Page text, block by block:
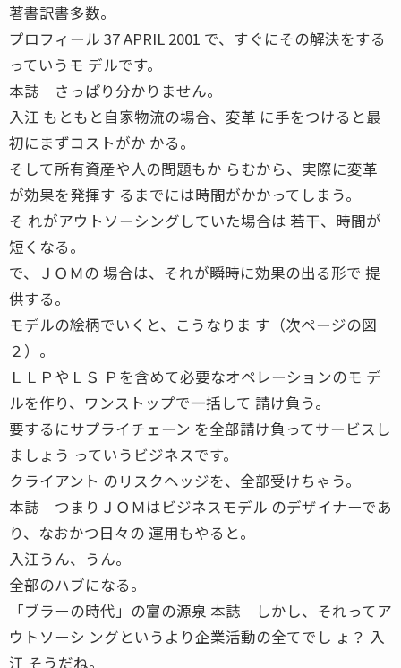
著書訳書多数。
プロフィール 37 APRIL 2001 で、すぐにその解決をする
っていうモ デルです。
本誌 さっぱり分かりません。
入江 もともと自家物流の場合、変革 に手をつけると最
初にまずコストがか かる。
そして所有資産や人の問題もか らむから、実際に変革
が効果を発揮す るまでには時間がかかってしまう。
そ れがアウトソーシングしていた場合は 若干、時間が
短くなる。
で、ＪＯＭの 場合は、それが瞬時に効果の出る形で 提
供する。
モデルの絵柄でいくと、こうなりま す（次ページの図
２）。
ＬＬＰやＬＳ Ｐを含めて必要なオペレーションのモ デ
ルを作り、ワンストップで一括して 請け負う。
要するにサプライチェーン を全部請け負ってサービスし
ましょう っていうビジネスです。
クライアント のリスクヘッジを、全部受けちゃう。
本誌 つまりＪＯＭはビジネスモデル のデザイナーであ
り、なおかつ日々の 運用もやると。
入江うん、うん。
全部のハブになる。
「ブラーの時代」の富の源泉 本誌 しかし、それってア
ウトソーシ ングというより企業活動の全てでし ょ？ 入
江 そうだね。